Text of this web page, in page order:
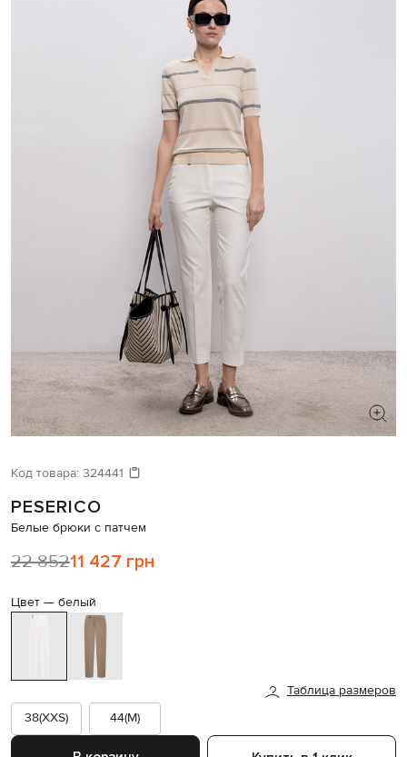
Давайте подберем что-то еще
Похожие товары
Код товара: 324441
PESERICO
Белые брюки с патчем
22 85211 427 грн
Цвет — белый
Таблица размеров
38(XXS)
44(M)